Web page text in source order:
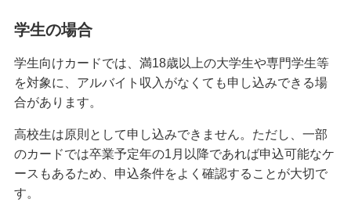
クレジットカード決済の返金対応とは？手続きの
クレジットカードの引き落とし口座を変更する方
法とは？選び方や注意点も紹介
クレジットカードとデビットカードの違いは？メ
リット・デメリットや使い分け方を解説
学生の場合
学生向けカードでは、満18歳以上の大学生や専門学生等
を対象に、アルバイト収入がなくても申し込みできる場
合があります。
高校生は原則として申し込みできません。ただし、一部
のカードでは卒業予定年の1月以降であれば申込可能なケ
ースもあるため、申込条件をよく確認することが大切で
す。